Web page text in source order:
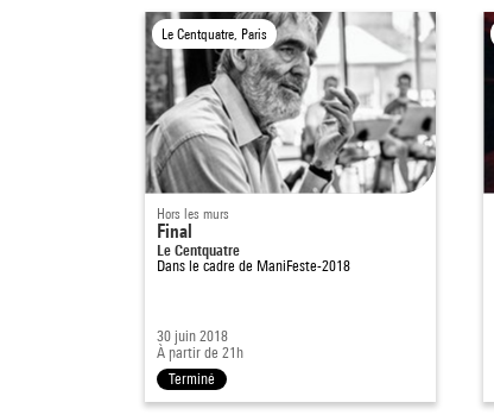
Le Centquatre, Paris
Hors les murs
Final
Le Centquatre
Dans le cadre de ManiFeste-2018
30 juin 2018
À partir de 21h
Terminé